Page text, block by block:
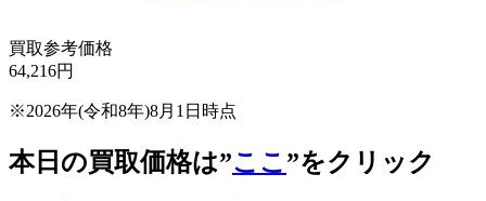
買取参考価格
64,216円
※2026年(令和8年)8月1日時点
本日の買取価格は”ここ”をクリック